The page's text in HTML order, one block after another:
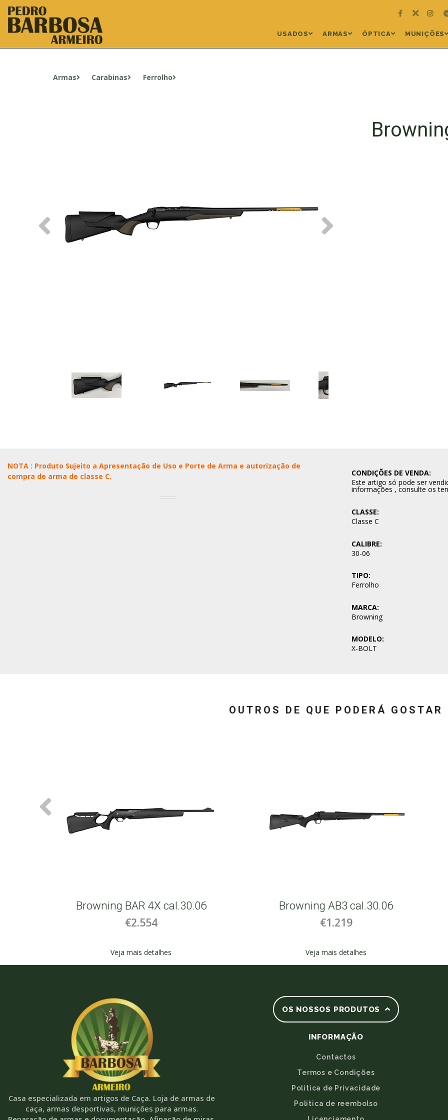
USADOS ARMAS ÓPTICA MUNIÇÕES
Armas Carabinas Ferrolho
NOTA : Produto Sujeito a Apresentação de Uso e Porte de Arma e autorização de
compra de arma de classe C.
CONDIÇÕES DE VENDA:
Este artigo só pode ser
informações , consulte os
CLASSE:
Classe C
CALIBRE:
30-06
TIPO:
Ferrolho
MARCA:
Browning
MODELO:
X-BOLT
OUTROS DE QUE PODERÁ GOSTAR
Browning BAR 4X cal.30.06
€2.554
Veja mais detalhes
Browning AB3 cal.30.06
€1.219
Veja mais detalhes
Casa especializada em artigos de Caça. Loja de armas de
caça, armas desportivas, munições para armas.
OS NOSSOS PRODUTOS
INFORMAÇÃO
Contactos
Termos e Condições
Política de Privacidade
Politica de reembolso